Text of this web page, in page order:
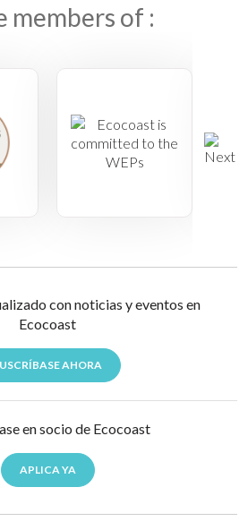
members of :
con noticias y eventos en
Ecocoast
AHORA
en socio de Ecocoast
APLICA YA